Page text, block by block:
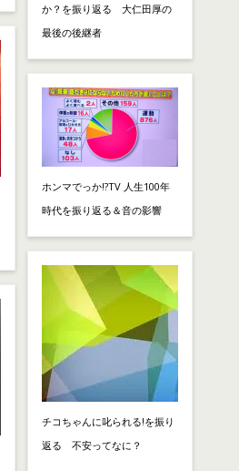
か？を振り返る 大仁田厚の
最後の後継者
ホンマでっか!?TV 人生100年
時代を振り返る＆音の影響
チコちゃんに叱られる!を振り
返る 不安ってなに？